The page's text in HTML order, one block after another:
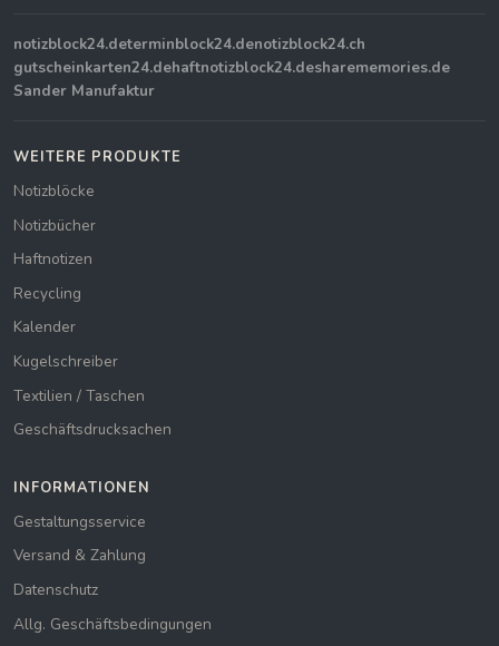
notizblock24.determinblock24.denotizblock24.ch
gutscheinkarten24.dehaftnotizblock24.desharememories.de
Sander Manufaktur
WEITERE PRODUKTE
Notizblöcke
Notizbücher
Haftnotizen
Recycling
Kalender
Kugelschreiber
Textilien / Taschen
Geschäftsdrucksachen
INFORMATIONEN
Gestaltungsservice
Versand & Zahlung
Datenschutz
Allg. Geschäftsbedingungen